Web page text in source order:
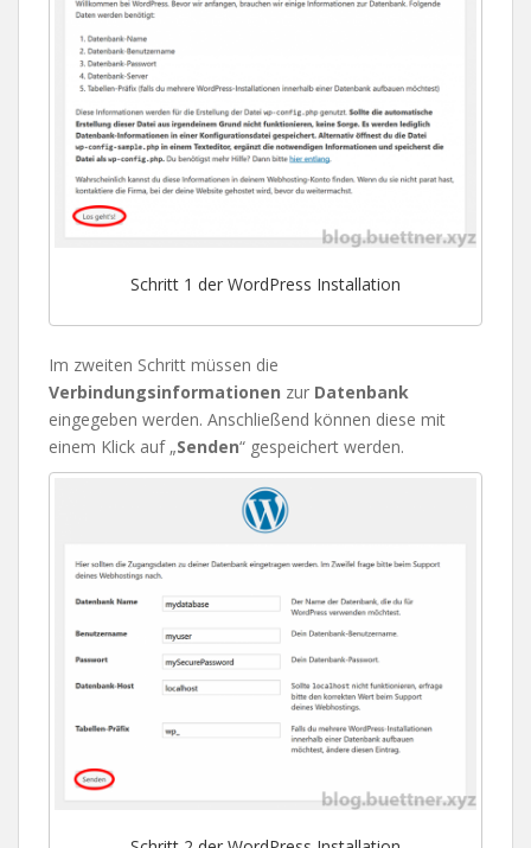
Schritt 1 der WordPress Installation
Im zweiten Schritt müssen die
Verbindungsinformationen zur Datenbank
eingegeben werden. Anschließend können diese mit
einem Klick auf „Senden“ gespeichert werden.